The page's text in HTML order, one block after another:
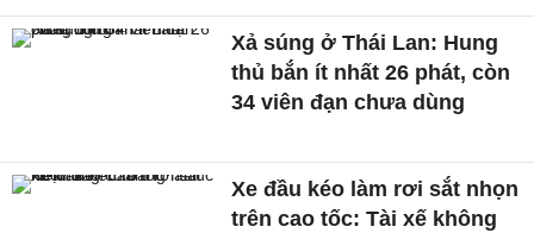
Xả súng ở Thái Lan: Hung
thủ bắn ít nhất 26 phát, còn
34 viên đạn chưa dùng
Xe đầu kéo làm rơi sắt nhọn
trên cao tốc: Tài xế không